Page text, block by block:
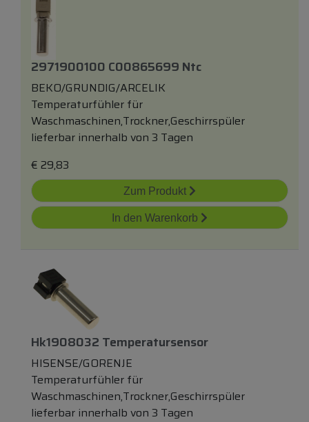
2971900100 C00865699 Ntc
BEKO/GRUNDIG/ARCELIK
Temperaturfühler für
Waschmaschinen,Trockner,Geschirrspüler
lieferbar innerhalb von 3 Tagen
€ 29,83
Zum Produkt
In den Warenkorb
Hk1908032 Temperatursensor
HISENSE/GORENJE
Temperaturfühler für
Waschmaschinen,Trockner,Geschirrspüler
lieferbar innerhalb von 3 Tagen